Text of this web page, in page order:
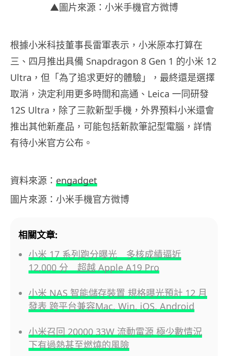
▲圖片來源：小米手機官方微博
根據小米科技董事長雷軍表示，小米原本打算在
三、四月推出具備 Snapdragon 8 Gen 1 的小米 12
Ultra，但「為了追求更好的體驗」，最終還是選擇
取消，決定利用更多時間和高通、Leica 一同研發
12S Ultra，除了三款新型手機，外界預料小米還會
推出其他新產品，可能包括新款筆記型電腦，詳情
有待小米官方公布。
資料來源： engadget
圖片來源：小米手機官方微博
相關文章:
小米 17 系列跑分曝光 多核成績逼近
12,000 分 超越 Apple A19 Pro
小米 NAS 智能儲存裝置 規格曝光預計 12 月
發表 跨平台兼容Mac, Win, iOS, Android
小米召回 20000 33W 流動電源 極少數情況
下有過熱甚至燃燒的風險